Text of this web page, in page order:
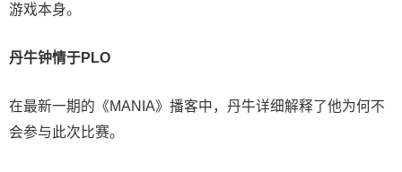
游戏本身。
丹牛钟情于PLO
在最新一期的《MANIA》播客中，丹牛详细解释了他为何不
会参与此次比赛。